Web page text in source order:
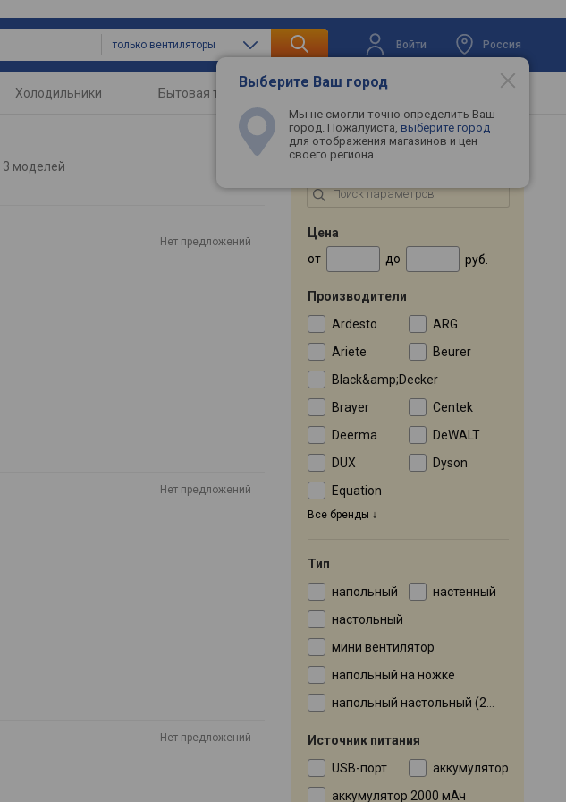
только вентиляторы Войти Россия
Выберите Ваш город
Мы не смогли точно определить Ваш
город. Пожалуйста, выберите город
для отображения магазинов и цен
своего региона.
Холодильники Бытовая техника Телевизоры
3 моделей
Нет предложений
Нет предложений
Нет предложений
ПОДБОР ПО ПАРАМЕТРАМ
Цена
от
до руб.
Производители
Ardesto
ARG
Ariete
Beurer
Black&amp;Decker
Brayer
Centek
Deerma
DeWALT
DUX
Dyson
Equation
Все бренды
Тип
напольный
настенный
настольный
мини вентилятор
напольный на ножке
напольный настольный (2 в 1)
Источник питания
USB-порт
аккумулятор
аккумулятор 2000 мАч